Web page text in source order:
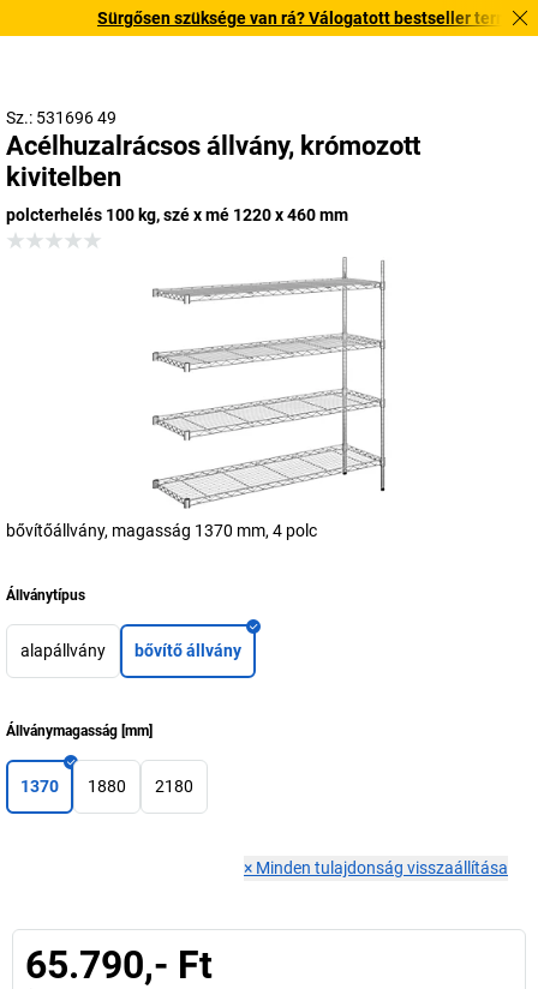
Sürgősen szüksége van rá? Válogatott bestseller
Sz.: 531696 49
Acélhuzalrácsos állvány, krómozott
kivitelben
polcterhelés 100 kg, szé x mé 1220 x 460 mm
bővítőállvány, magasság 1370 mm, 4 polc
Állványtípus
alapállvány bővítő állvány
Állványmagasság [mm]
1370 1880 2180
× Minden tulajdonság visszaállítása
65.790,- Ft